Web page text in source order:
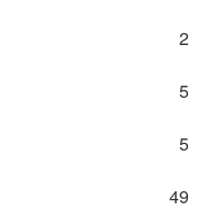
2
5
5
49